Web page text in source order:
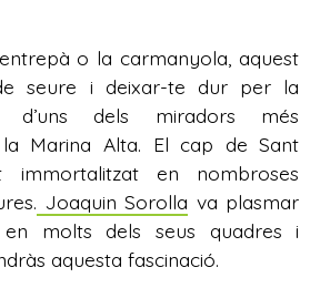
o la carmanyola, aquest
seure i deixar-te dur per la
d’uns dels miradors més
Marina Alta. El cap de Sant
en nombroses
Joaquin Sorolla va plasmar
en molts dels seus quadres i
aquesta fascinació.